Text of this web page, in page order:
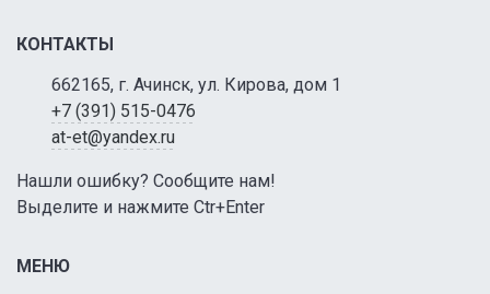
КОНТАКТЫ
662165, г. Ачинск, ул. Кирова, дом 1
+7 (391) 515-0476
at-et@yandex.ru
Нашли ошибку? Сообщите нам!
Выделите и нажмите Ctr+Enter
МЕНЮ